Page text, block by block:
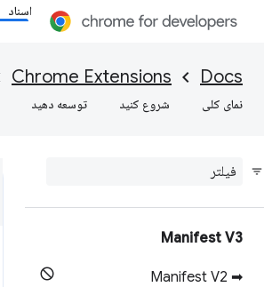
اسناد
Docs
Chrome Extensions
نمای کلی شروع کنید توسعه دهید
Manifest V3
➡ Manifest V2